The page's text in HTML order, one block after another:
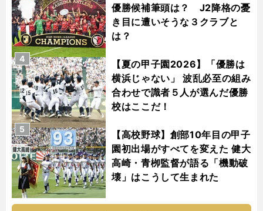
優勝候補筆頭は？ J2降格の憂
き目に遭いそうな３クラブと
は？
【夏の甲子園2026】「優勝は
横浜じゃない」 波乱必至の組み
合わせで識者５人が選んだ優勝
校はここだ！
4
【高校野球】創部10年目の甲子
園初出場がすべてを変えた 健大
高崎・青栁監督が語る「機動破
壊」はこうして生まれた
5